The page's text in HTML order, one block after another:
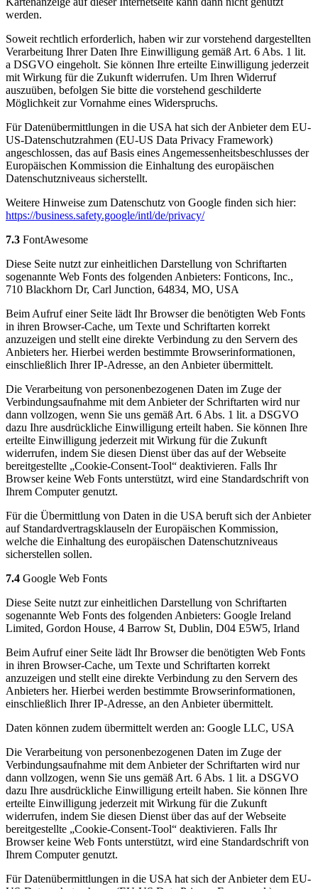
werden.
Soweit rechtlich erforderlich, haben wir zur vorstehend dargestellten
Verarbeitung Ihrer Daten Ihre Einwilligung gemäß Art. 6 Abs. 1 lit.
a DSGVO eingeholt. Sie können Ihre erteilte Einwilligung jederzeit
mit Wirkung für die Zukunft widerrufen. Um Ihren Widerruf
auszuüben, befolgen Sie bitte die vorstehend geschilderte
Möglichkeit zur Vornahme eines Widerspruchs.
Für Datenübermittlungen in die USA hat sich der Anbieter dem EU-
US-Datenschutzrahmen (EU-US Data Privacy Framework)
angeschlossen, das auf Basis eines Angemessenheitsbeschlusses der
Europäischen Kommission die Einhaltung des europäischen
Datenschutzniveaus sicherstellt.
Weitere Hinweise zum Datenschutz von Google finden sich hier:
https://business.safety.google/intl/de/privacy/
7.3 FontAwesome
Diese Seite nutzt zur einheitlichen Darstellung von Schriftarten
sogenannte Web Fonts des folgenden Anbieters: Fonticons, Inc.,
710 Blackhorn Dr, Carl Junction, 64834, MO, USA
Beim Aufruf einer Seite lädt Ihr Browser die benötigten Web Fonts
in ihren Browser-Cache, um Texte und Schriftarten korrekt
anzuzeigen und stellt eine direkte Verbindung zu den Servern des
Anbieters her. Hierbei werden bestimmte Browserinformationen,
einschließlich Ihrer IP-Adresse, an den Anbieter übermittelt.
Die Verarbeitung von personenbezogenen Daten im Zuge der
Verbindungsaufnahme mit dem Anbieter der Schriftarten wird nur
dann vollzogen, wenn Sie uns gemäß Art. 6 Abs. 1 lit. a DSGVO
dazu Ihre ausdrückliche Einwilligung erteilt haben. Sie können Ihre
erteilte Einwilligung jederzeit mit Wirkung für die Zukunft
widerrufen, indem Sie diesen Dienst über das auf der Webseite
bereitgestellte „Cookie-Consent-Tool“ deaktivieren. Falls Ihr
Browser keine Web Fonts unterstützt, wird eine Standardschrift von
Ihrem Computer genutzt.
Für die Übermittlung von Daten in die USA beruft sich der Anbieter
auf Standardvertragsklauseln der Europäischen Kommission,
welche die Einhaltung des europäischen Datenschutzniveaus
sicherstellen sollen.
7.4 Google Web Fonts
Diese Seite nutzt zur einheitlichen Darstellung von Schriftarten
sogenannte Web Fonts des folgenden Anbieters: Google Ireland
Limited, Gordon House, 4 Barrow St, Dublin, D04 E5W5, Irland
Beim Aufruf einer Seite lädt Ihr Browser die benötigten Web Fonts
in ihren Browser-Cache, um Texte und Schriftarten korrekt
anzuzeigen und stellt eine direkte Verbindung zu den Servern des
Anbieters her. Hierbei werden bestimmte Browserinformationen,
einschließlich Ihrer IP-Adresse, an den Anbieter übermittelt.
Daten können zudem übermittelt werden an: Google LLC, USA
Die Verarbeitung von personenbezogenen Daten im Zuge der
Verbindungsaufnahme mit dem Anbieter der Schriftarten wird nur
dann vollzogen, wenn Sie uns gemäß Art. 6 Abs. 1 lit. a DSGVO
dazu Ihre ausdrückliche Einwilligung erteilt haben. Sie können Ihre
erteilte Einwilligung jederzeit mit Wirkung für die Zukunft
widerrufen, indem Sie diesen Dienst über das auf der Webseite
bereitgestellte „Cookie-Consent-Tool“ deaktivieren. Falls Ihr
Browser keine Web Fonts unterstützt, wird eine Standardschrift von
Ihrem Computer genutzt.
Für Datenübermittlungen in die USA hat sich der Anbieter dem EU-